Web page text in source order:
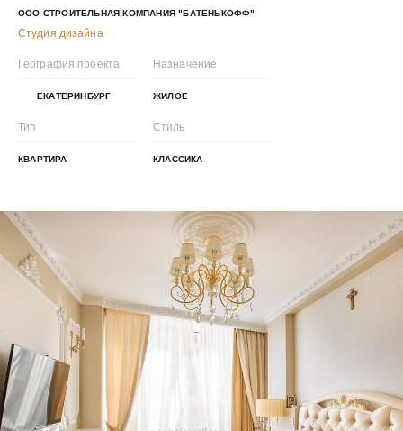
ООО СТРОИТЕЛЬНАЯ КОМПАНИЯ "БАТЕНЬКОФФ"
Студия дизайна
География проекта
ЕКАТЕРИНБУРГ
Назначение
ЖИЛОЕ
Тип
КВАРТИРА
Стиль
КЛАССИКА